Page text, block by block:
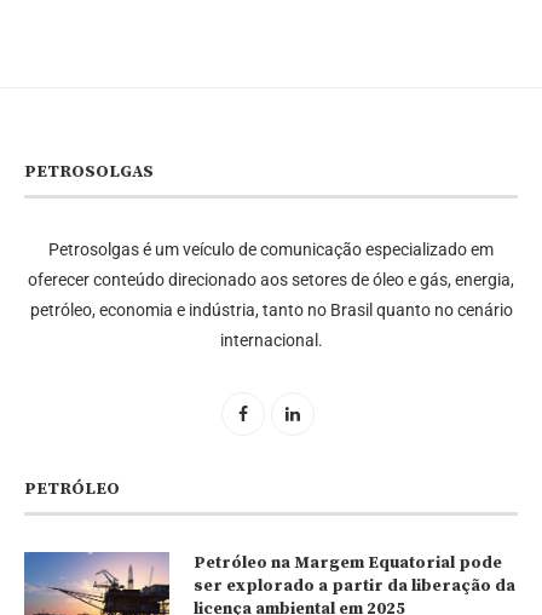
PETROSOLGAS
Petrosolgas é um veículo de comunicação especializado em
oferecer conteúdo direcionado aos setores de óleo e gás, energia,
petróleo, economia e indústria, tanto no Brasil quanto no cenário
internacional.
PETRÓLEO
Petróleo na Margem Equatorial pode
ser explorado a partir da liberação da
licença ambiental em 2025